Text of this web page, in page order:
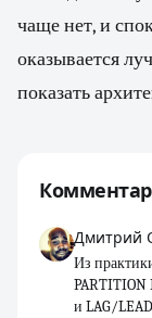
чаще нет, и
оказывается
показать
Дмитрий
Из
PARTITION
и LAG/